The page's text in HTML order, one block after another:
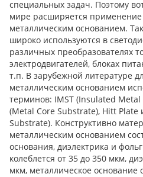
специальных задач. Поэтому
мире расширяется применение
металлическим основанием.
широко используются в
различных преобразователях
электродвигателей, блоках
т.п. В зарубежной литературе
металлическим основанием
терминов: IMST (Insulated Metal
(Metal Core Substrate), Hitt Plate
Substrate). Конструктивно
металлическим основанием
основания, диэлектрика и
колеблется от 35 до 350 мкм,
мкм, металлическое основание